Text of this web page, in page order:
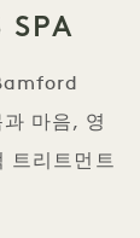
SPA
마음, 영
트리트먼트